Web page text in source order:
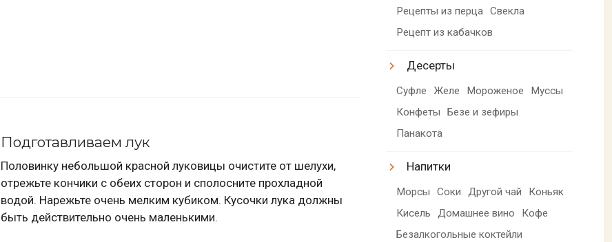
Подготавливаем лук
Половинку небольшой красной луковицы очистите от шелухи,
отрежьте кончики с обеих сторон и сполосните прохладной
водой. Нарежьте очень мелким кубиком. Кусочки лука должны
быть действительно очень маленькими.
Рецепты из перца Свекла
Рецепт из кабачков
Десерты
Суфле Желе Мороженое
Муссы
Конфеты
Безе и зефиры
Панакота
Напитки
Морсы Соки Другой чай
Коньяк
Кисель
Домашнее вино
Кофе
Безалкогольные коктейли